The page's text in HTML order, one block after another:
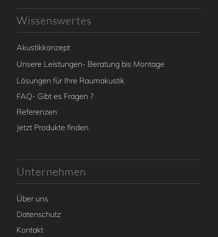
Wissenswertes
Akustikkonzept
Unsere Leistungen- Beratung bis Montage
Lösungen für Ihre Raumakustik
FAQ- Gibt es Fragen ?
Referenzen
Jetzt Produkte finden
Unternehmen
Über uns
Datenschutz
Kontakt